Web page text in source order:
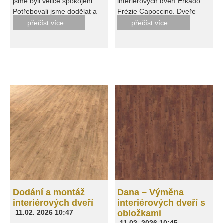
výroby. Včera (8.10.2025)
proběhla montáž. Pan
montér neskutečný!!! Pečlivý,
Práci odvedl precizně a to i s
podřezem dveří, kvůli
podlahám. Nemohu opravdu
jinak, než jen a jen doporučit
od jednání, po výber a to, že
se opravdu cítíte, jako
vážený zákazník!!!!! Váženy
pane ing.Kelbichu a pane
Vylezichu jste boží!!! děkuji
Potřebovali jsme dodělat a
předělat nepovedenou práci
jiné dveřařské firmy. I když to
i maximum již koupených
věci i když nebyli kupeny
přímo u nich. Příště bych
celou zakázku svěřil jim s
klidem že dopadne v pohodě
a kvalitně.
přečíst více
Frézie Capoccino. Dveře
jsou nádherné. Veliká
spokojenost s montáží...
původního stavu... prostě
super. Za mě firma Plancher
s.r.o. skvělá volba... děkuji!
přečíst více
Dodání a montáž
interiérových dveří
11.02. 2026 10:47
Dana – Výměna
interiérových dveří s
obložkami